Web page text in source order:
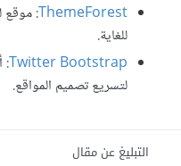
ThemeForest: موقع
للغاية.
Twitter Bootstrap
:
لتسريع تصميم المواقع.
التبليغ عن مقال